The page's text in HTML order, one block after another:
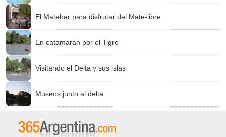
El Matebar para disfrutar del Mate-libre
En catamarán por el Tigre
Visitando el Delta y sus islas
Museos junto al delta